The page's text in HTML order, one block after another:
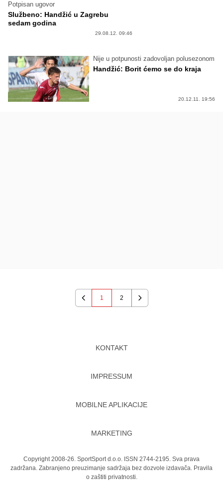
Potpisan ugovor
Službeno: Handžić u Zagrebu
sedam godina
29.08.12. 09:46
Nije u potpunosti zadovoljan polusezonom
Handžić: Borit ćemo se do kraja
20.12.11. 19:56
Previous
1 2
Next
KONTAKT
IMPRESSUM
MOBILNE APLIKACIJE
MARKETING
Copyright 2008-26. SportSport d.o.o. ISSN 2744-2195. Sva prava
zadržana. Zabranjeno preuzimanje sadržaja bez dozvole izdavača. Pravila
o zaštiti privatnosti.